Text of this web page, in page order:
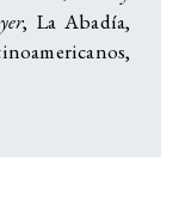
, La Abadía,